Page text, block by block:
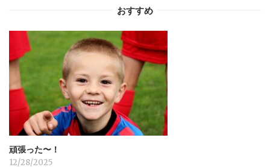
シ
ョ
ン
おすすめ
頑張った〜！
12/28/2025